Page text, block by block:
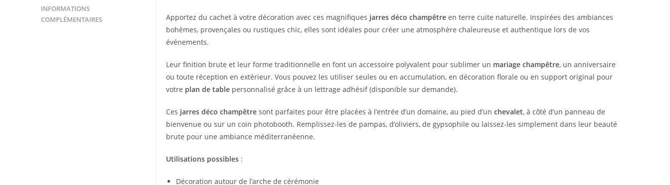
INFORMATIONS
COMPLÉMENTAIRES
Apportez du cachet à votre décoration avec ces magnifiques jarres déco champêtre en terre cuite naturelle. Inspirées des ambiances
bohèmes, provençales ou rustiques chic, elles sont idéales pour créer une atmosphère chaleureuse et authentique lors de vos
événements.
Leur finition brute et leur forme traditionnelle en font un accessoire polyvalent pour sublimer un mariage champêtre, un anniversaire
ou toute réception en extérieur. Vous pouvez les utiliser seules ou en accumulation, en décoration florale ou en support original pour
votre plan de table personnalisé grâce à un lettrage adhésif (disponible sur demande).
Ces jarres déco champêtre sont parfaites pour être placées à l’entrée d’un domaine, au pied d’un chevalet, à côté d’un panneau de
bienvenue ou sur un coin photobooth. Remplissez-les de pampas, d’oliviers, de gypsophile ou laissez-les simplement dans leur beauté
brute pour une ambiance méditerranéenne.
Utilisations possibles :
Décoration autour de l’arche de cérémonie